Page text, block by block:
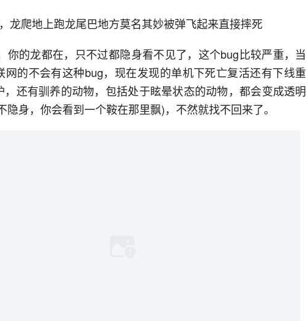
龙爬地上跑龙尾巴地方莫名其妙被弹飞起来直接摔死
你的龙都在，只不过都隐身看不见了，这个bug比较严重，
的不会有这种bug，现在发现的单机下死亡复活还有下线重
还有驯养的动物，包括处于眩晕状态的动物，都会变成透明
隐身，你会看到一个鞍在那里飘)，不然就找不回来了。